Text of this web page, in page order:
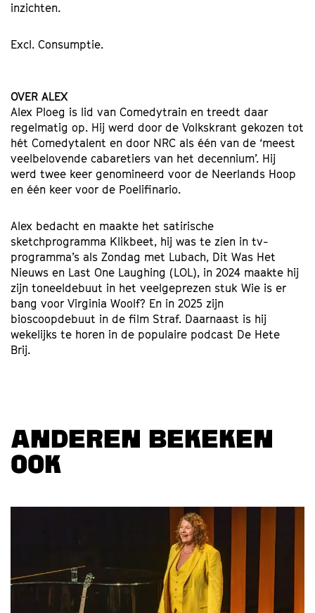
inzichten.
Excl. Consumptie.
OVER ALEX
Alex Ploeg is lid van Comedytrain en treedt daar
regelmatig op. Hij werd door de Volkskrant gekozen tot
hét Comedytalent en door NRC als één van de ‘meest
veelbelovende cabaretiers van het decennium’. Hij
werd twee keer genomineerd voor de Neerlands Hoop
en één keer voor de Poelifinario.
Alex bedacht en maakte het satirische
sketchprogramma Klikbeet, hij was te zien in tv-
programma’s als Zondag met Lubach, Dit Was Het
Nieuws en Last One Laughing (LOL), in 2024 maakte hij
zijn toneeldebuut in het veelgeprezen stuk Wie is er
bang voor Virginia Woolf? En in 2025 zijn
bioscoopdebuut in de film Straf. Daarnaast is hij
wekelijks te horen in de populaire podcast De Hete
Brij.
ANDEREN BEKEKEN
OOK